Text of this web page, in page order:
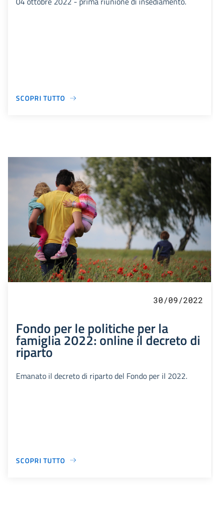
SCOPRI TUTTO
30/09/2022
Fondo per le politiche per la
famiglia 2022: online il decreto di
riparto
Emanato il decreto di riparto del Fondo per il 2022.
SCOPRI TUTTO